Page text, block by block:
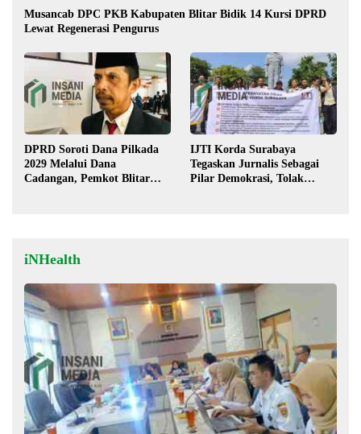
Musancab DPC PKB Kabupaten Blitar Bidik 14 Kursi DPRD
Lewat Regenerasi Pengurus
DPRD Soroti Dana Pilkada
2029 Melalui Dana
Cadangan, Pemkot Blitar
IJTI Korda Surabaya
Tegaskan Jurnalis Sebagai
Pilar Demokrasi, Tolak
iNHealth